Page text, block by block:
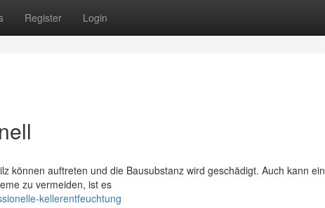
Register Login
können auftreten und die Bausubstanz wird geschädigt. Auch kann ein
zu vermeiden, ist es
kellerentfeuchtung